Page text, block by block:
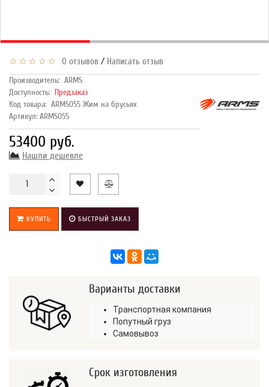
0 отзывов / Написать отзыв
Производитель: ARMS
Доступность: Предзаказ
Код товара: ARMS055 Жим на брусьях
Артикул: ARMS055
53400 руб.
Нашли дешевле
КУПИТЬ БЫСТРЫЙ ЗАКАЗ
Варианты доставки
Транспортная компания
Попутный груз
Самовывоз
Срок изготовления